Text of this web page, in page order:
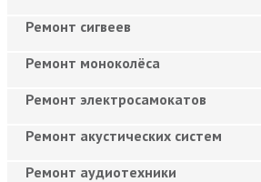
Ремонт сигвеев
Ремонт моноколёса
Ремонт электросамокатов
Ремонт акустических систем
Ремонт аудиотехники